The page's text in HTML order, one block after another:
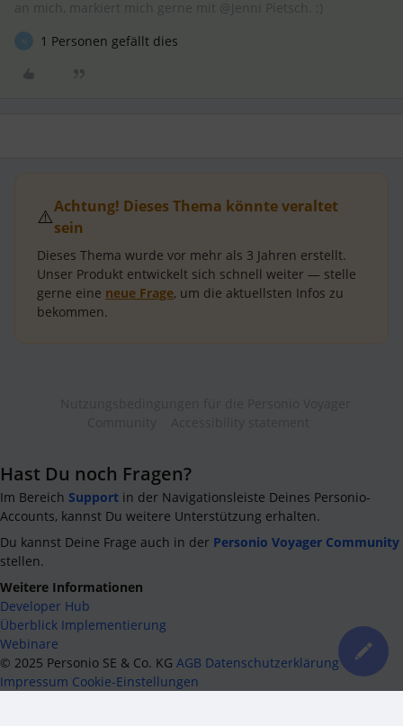
N 1 Personen gefällt dies
⚠️Achtung! Dieses Thema könnte veraltet
sein
Dieses Thema wurde vor mehr als 3 Jahren erstellt.
Unser Produkt entwickelt sich schnell weiter — stelle
gerne eine neue Frage, um die aktuellsten Infos zu
bekommen.
Hast Du noch Fragen?
Im Bereich Support in der Navigationsleiste Deines Personio-
Accounts, kannst Du weitere Unterstützung erhalten.
Du kannst Deine Frage auch in der Personio Voyager Community
stellen.
Weitere Informationen
Developer Hub
Überblick Implementierung
Webinare
© 2025 Personio SE & Co. KG AGB Datenschutzerklärung
Impressum Cookie-Einstellungen